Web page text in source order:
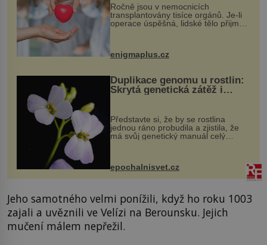
Ročně jsou v nemocnicích
transplantovány tisíce orgánů. Je-li
operace úspěšná, lidské tělo přijme
enigmaplus.cz
Duplikace genomu u rostlin:
Skrytá genetická zátěž i
Představte si, že by se rostlina
jednou ráno probudila a zjistila, že
má svůj genetický manuál celý
vstupenka...
epochalnisvet.cz
Jeho samotného velmi ponížili, když ho roku 1003
zajali a uvěznili ve Velízi na Berounsku. Jejich
mučení málem nepřežil.